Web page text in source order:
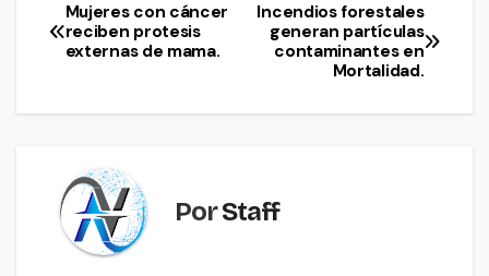
Navegación
de
entradas
Incendios forestales
generan partículas
contaminantes en
Mortalidad.
Mujeres con cáncer
reciben protesis
externas de mama.
PorStaff